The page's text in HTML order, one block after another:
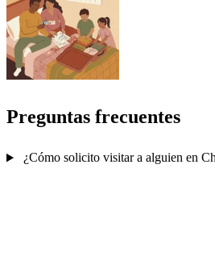
Preguntas frecuentes
¿Cómo solicito visitar a alguien en